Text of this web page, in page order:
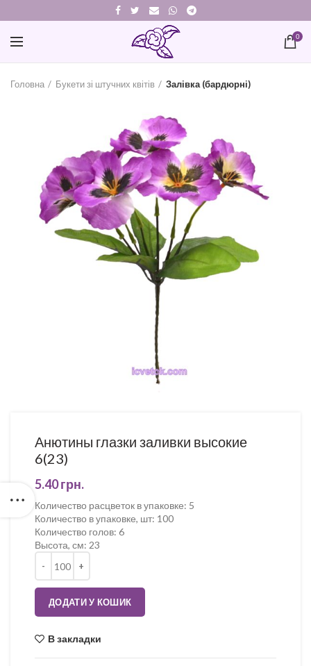
0
Головна Букети зі штучних квітів Залівка (бардюрні)
Анютины глазки заливки высокие
6(23)
5.40грн.
Количество расцветок в упаковке: 5
Количество в упаковке, шт: 100
Количество голов: 6
Высота, см: 23
ДОДАТИ У КОШИК
В закладки